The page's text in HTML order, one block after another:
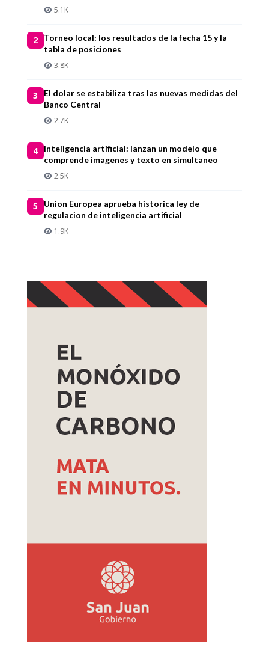
5.1K
2
Torneo local: los resultados de la fecha 15 y la
tabla de posiciones
3.8K
3
El dolar se estabiliza tras las nuevas medidas del
Banco Central
2.7K
4
Inteligencia artificial: lanzan un modelo que
comprende imagenes y texto en simultaneo
2.5K
5
Union Europea aprueba historica ley de
regulacion de inteligencia artificial
1.9K